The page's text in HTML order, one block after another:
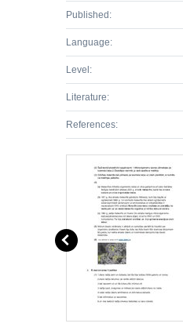
Published:
Language:
Level:
Literature:
References: